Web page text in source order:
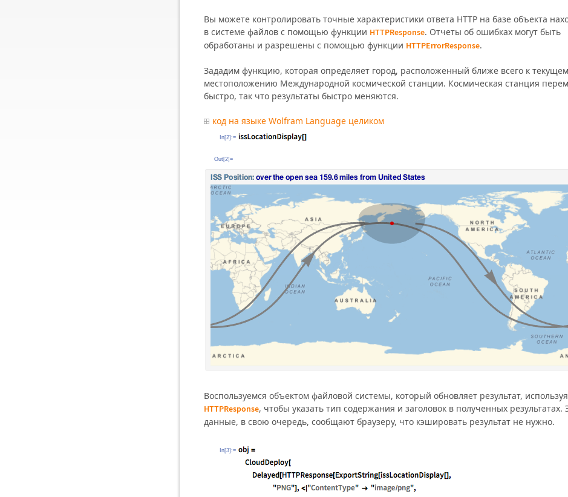
Вы можете контролировать точные характеристики ответа HTTP на базе объекта
в системе файлов с помощью функции HTTPResponse. Отчеты об ошибках могут быть
обработаны и разрешены с помощью функции HTTPErrorResponse.
Зададим функцию, которая определяет город, расположенный ближе всего к
местоположению Международной космической станции. Космическая станция
быстро, так что результаты быстро меняются.
код на языке Wolfram Language целиком
In[2]:=
Out[2]=
Воспользуемся объектом файловой системы, который обновляет результат,
HTTPResponse, чтобы указать тип содержания и заголовок в полученных результатах.
данные, в свою очередь, сообщают браузеру, что кэшировать результат не нужно.
In[3]:=